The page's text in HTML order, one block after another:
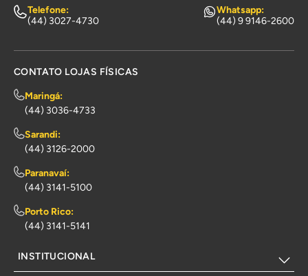
Telefone:
(44) 3027-4730
Whatsapp:
(44) 9 9146-2600
CONTATO LOJAS FÍSICAS
Maringá:
(44) 3036-4733
Sarandi:
(44) 3126-2000
Paranavaí:
(44) 3141-5100
Porto Rico:
(44) 3141-5141
INSTITUCIONAL